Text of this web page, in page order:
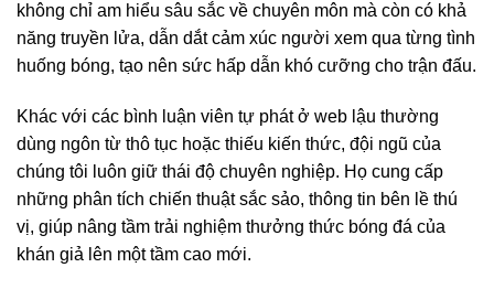
không chỉ am hiểu sâu sắc về chuyên môn mà còn có khả
năng truyền lửa, dẫn dắt cảm xúc người xem qua từng tình
huống bóng, tạo nên sức hấp dẫn khó cưỡng cho trận đấu.
Khác với các bình luận viên tự phát ở web lậu thường
dùng ngôn từ thô tục hoặc thiếu kiến thức, đội ngũ của
chúng tôi luôn giữ thái độ chuyên nghiệp. Họ cung cấp
những phân tích chiến thuật sắc sảo, thông tin bên lề thú
vị, giúp nâng tầm trải nghiệm thưởng thức bóng đá của
khán giả lên một tầm cao mới.